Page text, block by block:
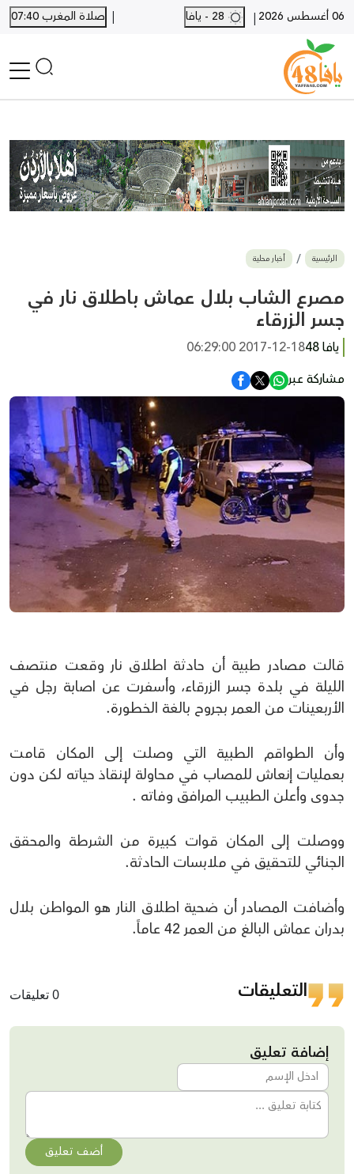
06 أغسطس 2026 |
| صلاة المغرب 07:40
أخبار محلية
أخبار يافا
SHORTS
أخبار اللد والرملة
بيع وشراء
أخبار القدس
وفيات
المزيد
ارسل خبر
الرئيسية أخبار محلية
مصرع الشاب بلال عماش باطلاق نار في
جسر الزرقاء
يافا 48
2017-12-18 06:29:00
مشاركة عبر
قالت مصادر طبية أن حادثة اطلاق نار وقعت منتصف
الليلة في بلدة جسر الزرقاء، وأسفرت عن اصابة رجل في
الأربعينات من العمر بجروح بالغة الخطورة.
وأن الطواقم الطبية التي وصلت إلى المكان قامت
بعمليات إنعاش للمصاب في محاولة لإنقاذ حياته لكن دون
جدوى وأعلن الطبيب المرافق وفاته .
ووصلت إلى المكان قوات كبيرة من الشرطة والمحقق
الجنائي للتحقيق في ملابسات الحادثة.
وأضافت المصادر أن ضحية اطلاق النار هو المواطن بلال
بدران عماش البالغ من العمر 42 عاماً.
التعليقات 0 تعليقات
إضافة تعليق
أضف تعليق